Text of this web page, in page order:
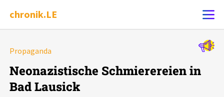
chronik.LE
Chronik
Propaganda
Neonazistische Schmierereien in
Bad Lausick
Alle Ereignisse
Ereignisse
Ereignisse